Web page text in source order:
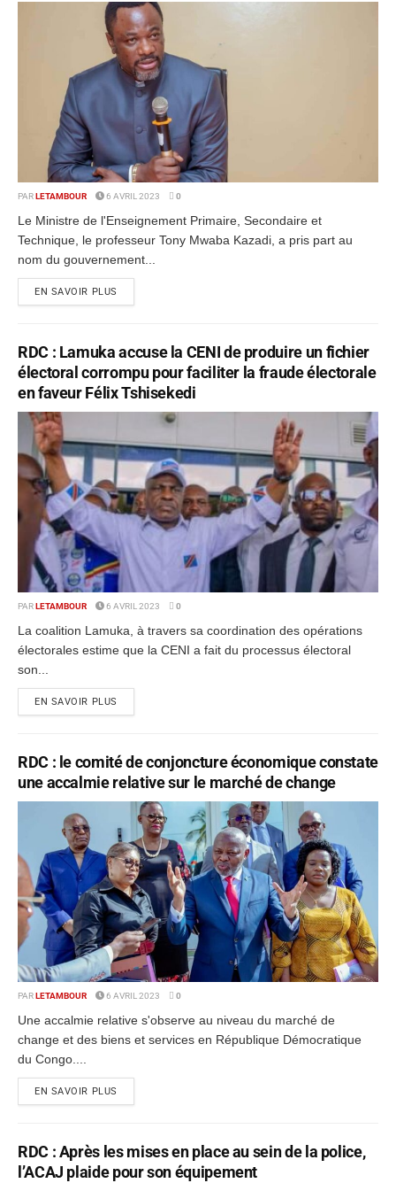
PAR LETAMBOUR 6 AVRIL 2023 0
Le Ministre de l'Enseignement Primaire, Secondaire et
Technique, le professeur Tony Mwaba Kazadi, a pris part au
nom du gouvernement...
EN SAVOIR PLUS
RDC : Lamuka accuse la CENI de produire un fichier
électoral corrompu pour faciliter la fraude électorale
en faveur Félix Tshisekedi
PAR LETAMBOUR 6 AVRIL 2023 0
La coalition Lamuka, à travers sa coordination des opérations
électorales estime que la CENI a fait du processus électoral
son...
EN SAVOIR PLUS
RDC : le comité de conjoncture économique constate
une accalmie relative sur le marché de change
PAR LETAMBOUR 6 AVRIL 2023 0
Une accalmie relative s'observe au niveau du marché de
change et des biens et services en République Démocratique
du Congo....
EN SAVOIR PLUS
RDC : Après les mises en place au sein de la police,
l’ACAJ plaide pour son équipement